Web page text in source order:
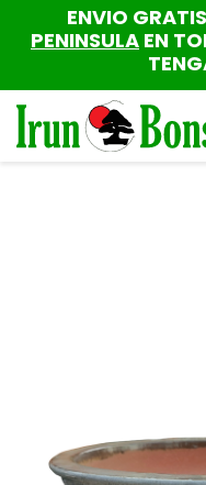
ENVIO
PENINSULA EN